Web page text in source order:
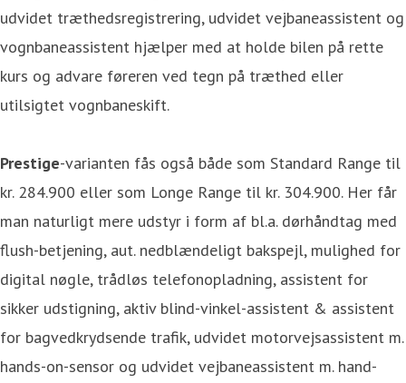
udvidet træthedsregistrering, udvidet vejbaneassistent og
vognbaneassistent hjælper med at holde bilen på rette
kurs og advare føreren ved tegn på træthed eller
utilsigtet vognbaneskift.
Prestige-varianten fås også både som Standard Range til
kr. 284.900 eller som Longe Range til kr. 304.900. Her får
man naturligt mere udstyr i form af bl.a. dørhåndtag med
flush-betjening, aut. nedblændeligt bakspejl, mulighed for
digital nøgle, trådløs telefonopladning, assistent for
sikker udstigning, aktiv blind-vinkel-assistent & assistent
for bagvedkrydsende trafik, udvidet motorvejsassistent m.
hands-on-sensor og udvidet vejbaneassistent m. hand-